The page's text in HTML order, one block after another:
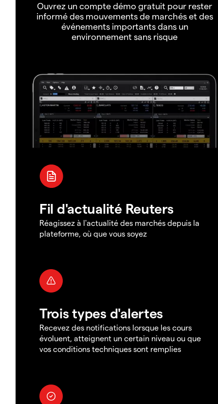
Ouvrez un compte démo gratuit pour rester
informé des mouvements de marchés et des
événements importants dans un
environnement sans risque
Fil d'actualité Reuters
Réagissez à l'actualité des marchés depuis la
plateforme, où que vous soyez
Trois types d'alertes
Recevez des notifications lorsque les cours
évoluent, atteignent un certain niveau ou que
vos conditions techniques sont remplies